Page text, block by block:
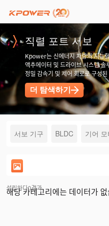
직렬 포트 서보
Kpower는 신에너지 차량의 지능
액추에이터 및 드라이브 시스템
정밀 감속기 및 제어 회로로 구성
전력 밀도, 저소음 등 다양한 요구
더 탐색하기
서보 기구 BLDC 기어 모
설립하다0결과
해당 카테고리에는 데이터가